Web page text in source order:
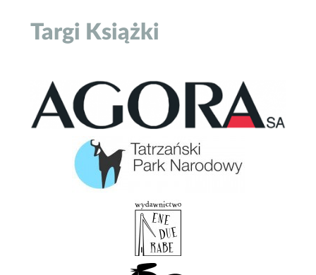
Targi Książki